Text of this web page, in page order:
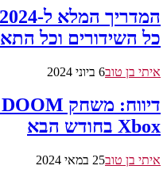
כל השידורים וכל
איתי בן טוב6 ביוני 2024
Xbox בחודש הבא
איתי בן טוב25 במאי 2024